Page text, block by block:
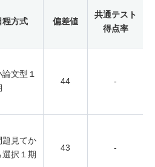
程方式 偏差値
共通テスト
得点率
論文型１
44 -
題見てか
選択１期
43 -